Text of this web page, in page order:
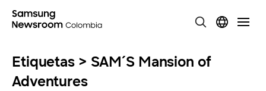
Etiquetas > SAM´S Mansion of
Adventures